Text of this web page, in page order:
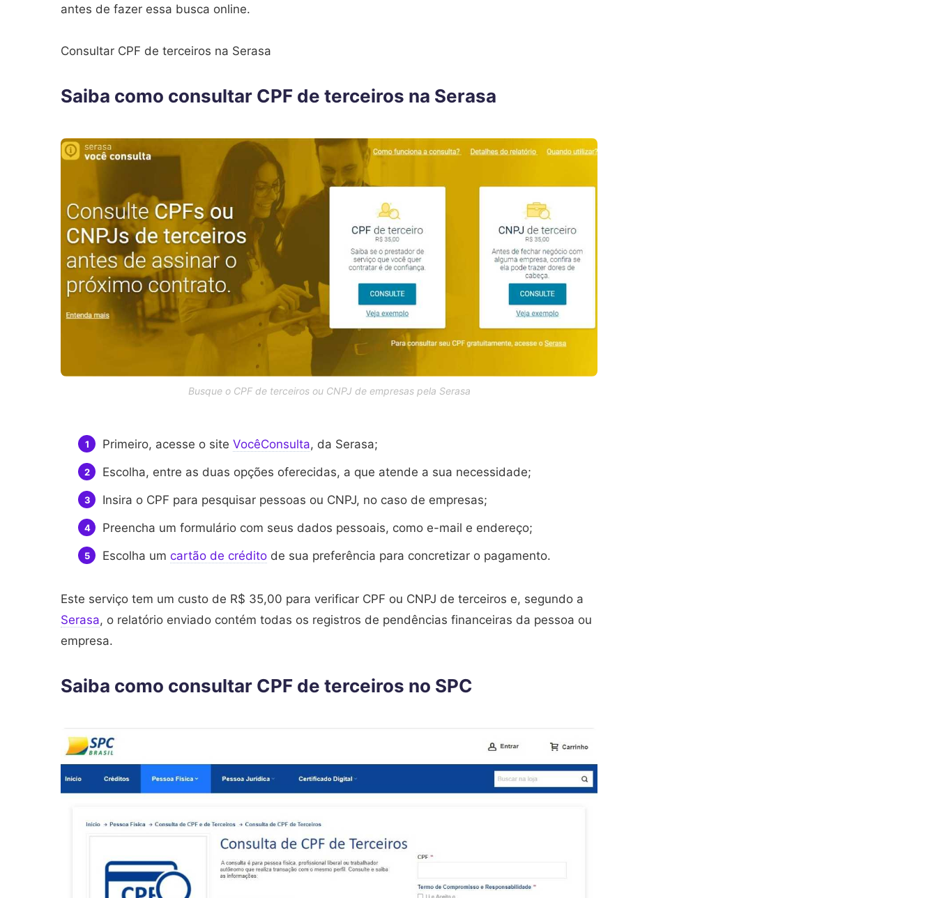
antes de fazer essa busca online.
Consultar CPF de terceiros na Serasa
Saiba como consultar CPF de terceiros na Serasa
Busque o CPF de terceiros ou CNPJ de empresas pela Serasa
Primeiro, acesse o site VocêConsulta, da Serasa;
Escolha, entre as duas opções oferecidas, a que atende a sua necessidade;
Insira o CPF para pesquisar pessoas ou CNPJ, no caso de empresas;
Preencha um formulário com seus dados pessoais, como e-mail e endereço;
Escolha um cartão de crédito de sua preferência para concretizar o pagamento.
Este serviço tem um custo de R$ 35,00 para verificar CPF ou CNPJ de terceiros e, segundo a
Serasa, o relatório enviado contém todas os registros de pendências financeiras da pessoa ou
empresa.
Saiba como consultar CPF de terceiros no SPC